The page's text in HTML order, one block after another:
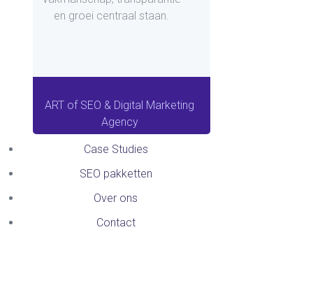
en groei centraal staan.
ART of SEO & Digital Marketing
Agency
Case Studies
SEO pakketten
Over ons
Contact